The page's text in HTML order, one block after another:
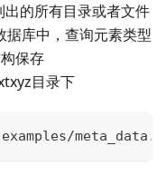
的所有目录或者文件
库中，查询元素类型
保存
目录下